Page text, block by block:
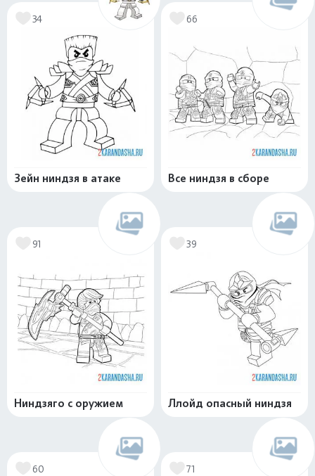
34
Зейн ниндзя в атаке
66
Все ниндзя в сборе
91
Ниндзяго с оружием
39
Ллойд опасный ниндзя
60 71